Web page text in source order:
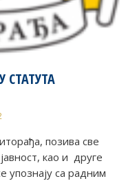
СТАТУТА
позива све
као и друге
упознају са радним